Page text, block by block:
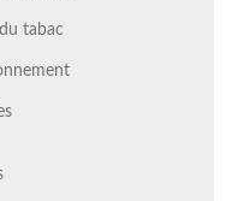
tabac